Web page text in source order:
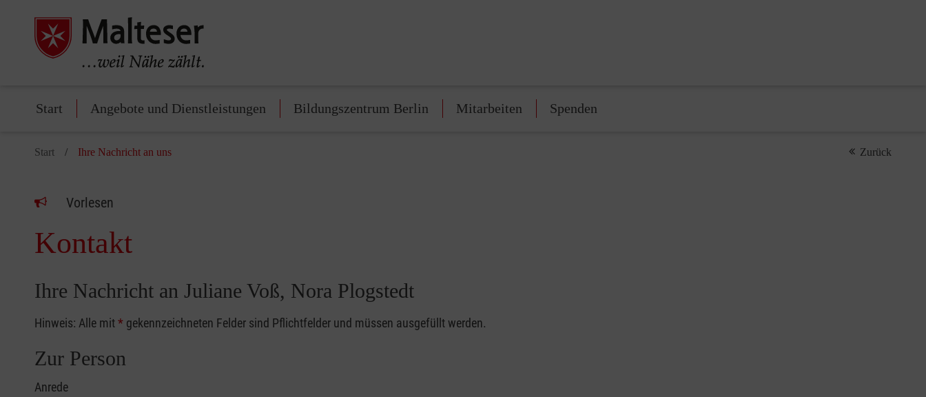
Start Angebote und Dienstleistungen Bildungszentrum Berlin Mitarbeiten Spenden
Start Ihre Nachricht an uns Zurück
Vorlesen
Kontakt
Ihre Nachricht an Juliane Voß, Nora Plogstedt
Hinweis: Alle mit* gekennzeichneten Felder sind Pflichtfelder und müssen ausgefüllt werden.
Zur Person
Anrede